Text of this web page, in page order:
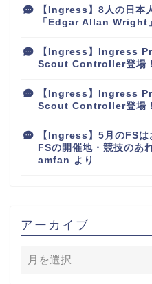
【Ingress】8人の日本
「Edgar Allan Wright
【Ingress】Ingress
Scout Controller登場！
【Ingress】Ingress
Scout Controller登場！
【Ingress】5月のFS
FSの開催地・競技のあ
amfan より
アーカイブ